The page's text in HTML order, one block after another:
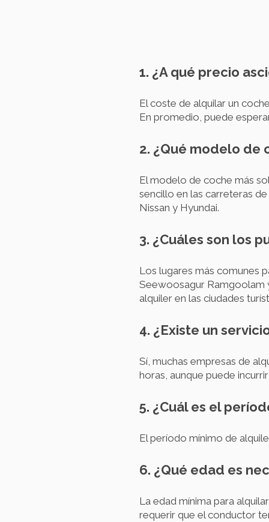
1. ¿A qué precio
El coste de alquilar un
En promedio, puede
2. ¿Qué modelo de
El modelo de coche más
sencillo en las carreteras
Nissan y Hyundai.
3. ¿Cuáles son los
Los lugares más comunes
Seewoosagur Ramgoolam
alquiler en las ciudades
4. ¿Existe un
Sí, muchas empresas de
horas, aunque puede
5. ¿Cuál es el
El período mínimo de
6. ¿Qué edad es
La edad mínima para
requerir que el conductor